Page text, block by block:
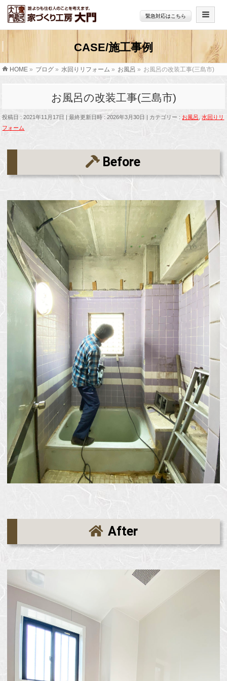
緊急対応はこちら
HOME » ブログ » 水回りリフォーム » お風呂 » お風呂の改装工事(三島市)
お風呂の改装工事(三島市)
投稿日 : 2021年11月17日 最終更新日時 : 2026年3月30日 カテゴリー : お風呂 ,水回りリ
フォーム
Before
After